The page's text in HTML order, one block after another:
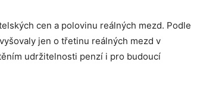
cen a polovinu reálných mezd. Podle
jen o třetinu reálných mezd v
udržitelnosti penzí i pro budoucí